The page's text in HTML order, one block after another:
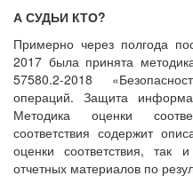
А СУДЬИ КТО?
Примерно через полгода
2017 была принята
57580.2-2018
операций. Защита
Методика оценки
соответствия содержит
оценки соответствия, так
отчетных материалов по